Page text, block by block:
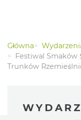
Główna
Festiwal Smaków
Trunków